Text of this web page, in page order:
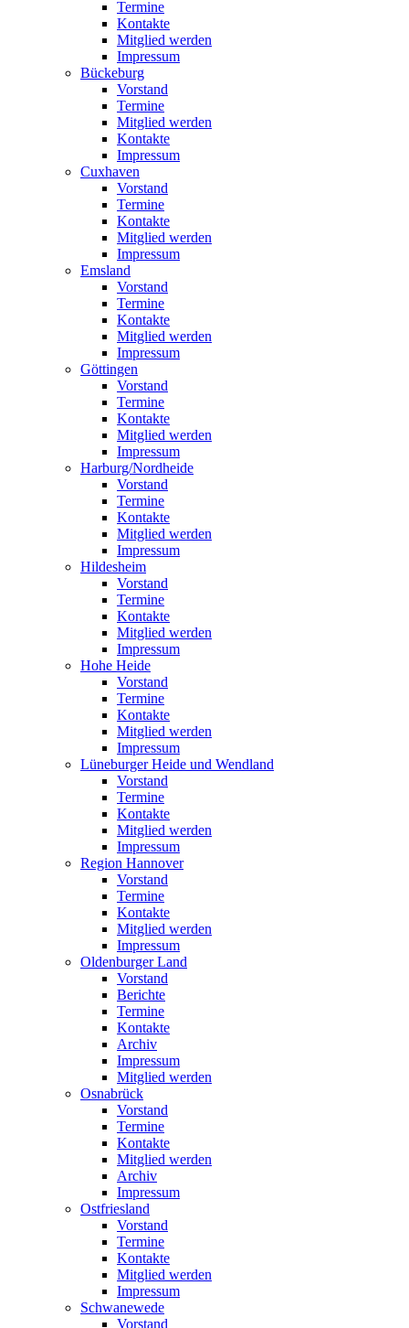
Termine
Kontakte
Mitglied werden
Impressum
Bückeburg
Vorstand
Termine
Mitglied werden
Kontakte
Impressum
Cuxhaven
Vorstand
Termine
Kontakte
Mitglied werden
Impressum
Emsland
Vorstand
Termine
Kontakte
Mitglied werden
Impressum
Göttingen
Vorstand
Termine
Kontakte
Mitglied werden
Impressum
Harburg/Nordheide
Vorstand
Termine
Kontakte
Mitglied werden
Impressum
Hildesheim
Vorstand
Termine
Kontakte
Mitglied werden
Impressum
Hohe Heide
Vorstand
Termine
Kontakte
Mitglied werden
Impressum
Lüneburger Heide und Wendland
Vorstand
Termine
Kontakte
Mitglied werden
Impressum
Region Hannover
Vorstand
Termine
Kontakte
Mitglied werden
Impressum
Oldenburger Land
Vorstand
Berichte
Termine
Kontakte
Archiv
Impressum
Mitglied werden
Osnabrück
Vorstand
Termine
Kontakte
Mitglied werden
Archiv
Impressum
Ostfriesland
Vorstand
Termine
Kontakte
Mitglied werden
Impressum
Schwanewede
Vorstand